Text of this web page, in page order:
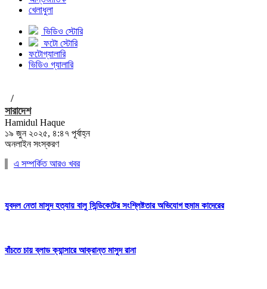
খেলাধুলা
ভিডিও স্টোরি
ফটো স্টোরি
ফটোগ্যালারি
ভিডিও গ্যালারি
/
সারাদেশ
Hamidul Haque
১৯ জুন ২০২৫, ৪:৪৭ পূর্বাহ্ন
অনলাইন সংস্করণ
এ সম্পর্কিত আরও খবর
যুবদল নেতা মাসুদ হত্যায় বালু সিন্ডিকেটের সংশ্লিষ্টতার অভিযোগ হুমাম কাদেরের
বাঁচতে চায় ব্লাড ক্যান্সারে আক্রান্ত মাসুদ রানা